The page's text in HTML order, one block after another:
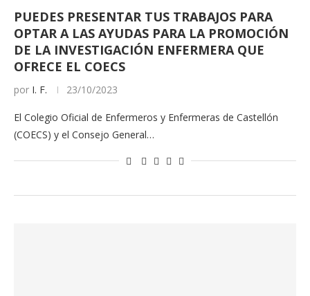
PUEDES PRESENTAR TUS TRABAJOS PARA
OPTAR A LAS AYUDAS PARA LA PROMOCIÓN
DE LA INVESTIGACIÓN ENFERMERA QUE
OFRECE EL COECS
por I. F. 23/10/2023
El Colegio Oficial de Enfermeros y Enfermeras de Castellón
(COECS) y el Consejo General…